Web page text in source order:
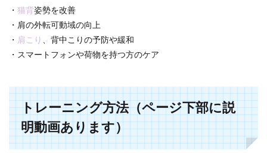
・ 猫背姿勢を改善
・肩の外転可動域の向上
・ 肩こり 、背中こりの予防や緩和
・スマートフォンや荷物を持つ方のケア
トレーニング方法（ページ下部に説
明動画あります）